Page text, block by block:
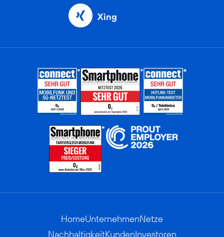
Xing
HomeUnternehmenNetze
NachhaltigkeitKundenInvestoren